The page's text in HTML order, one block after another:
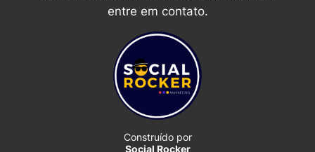
entre em contato.
Construído por
Social Rocker